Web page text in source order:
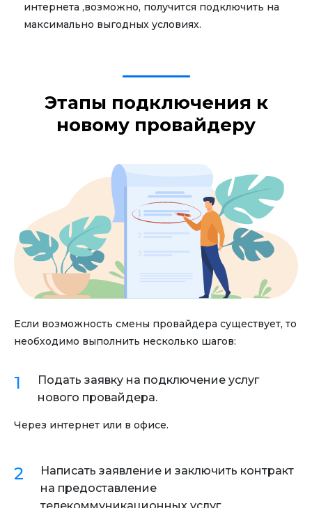
интернета ,возможно, получится подключить на
максимально выгодных условиях.
Этапы подключения к
новому провайдеру
Если возможность смены провайдера существует, то
необходимо выполнить несколько шагов:
Подать заявку на подключение услуг
нового провайдера.
Через интернет или в офисе.
Написать заявление и заключить контракт
на предоставление